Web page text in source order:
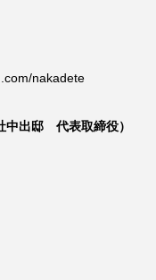
nakadete
中出邸 代表取締役）